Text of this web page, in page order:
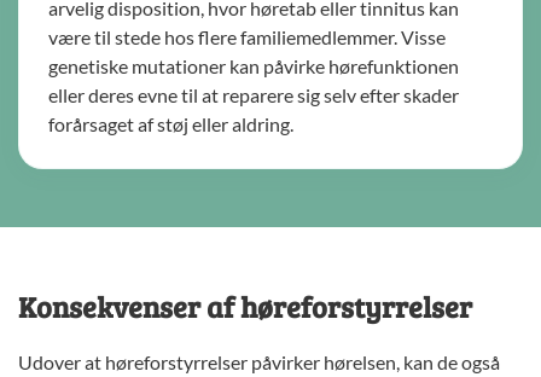
arvelig disposition, hvor høretab eller tinnitus kan
være til stede hos flere familiemedlemmer. Visse
genetiske mutationer kan påvirke hørefunktionen
eller deres evne til at reparere sig selv efter skader
forårsaget af støj eller aldring.
Konsekvenser af høreforstyrrelser
Udover at høreforstyrrelser påvirker hørelsen, kan de også